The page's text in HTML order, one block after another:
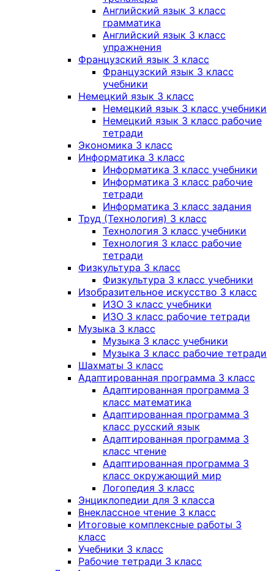
Английский язык 3 класс
грамматика
Английский язык 3 класс
упражнения
Французский язык 3 класс
Французский язык 3 класс
учебники
Немецкий язык 3 класс
Немецкий язык 3 класс учебники
Немецкий язык 3 класс рабочие
тетради
Экономика 3 класс
Информатика 3 класс
Информатика 3 класс учебники
Информатика 3 класс рабочие
тетради
Информатика 3 класс задания
Труд (Технология) 3 класс
Технология 3 класс учебники
Технология 3 класс рабочие
тетради
Физкультура 3 класс
Физкультура 3 класс учебники
Изобразительное искусство 3 класс
ИЗО 3 класс учебники
ИЗО 3 класс рабочие тетради
Музыка 3 класс
Музыка 3 класс учебники
Музыка 3 класс рабочие тетради
Шахматы 3 класс
Адаптированная программа 3 класс
Адаптированная программа 3
класс математика
Адаптированная программа 3
класс русский язык
Адаптированная программа 3
класс чтение
Адаптированная программа 3
класс окружающий мир
Логопедия 3 класс
Энциклопедии для 3 класса
Внеклассное чтение 3 класс
Итоговые комплексные работы 3
класс
Учебники 3 класс
Рабочие тетради 3 класс